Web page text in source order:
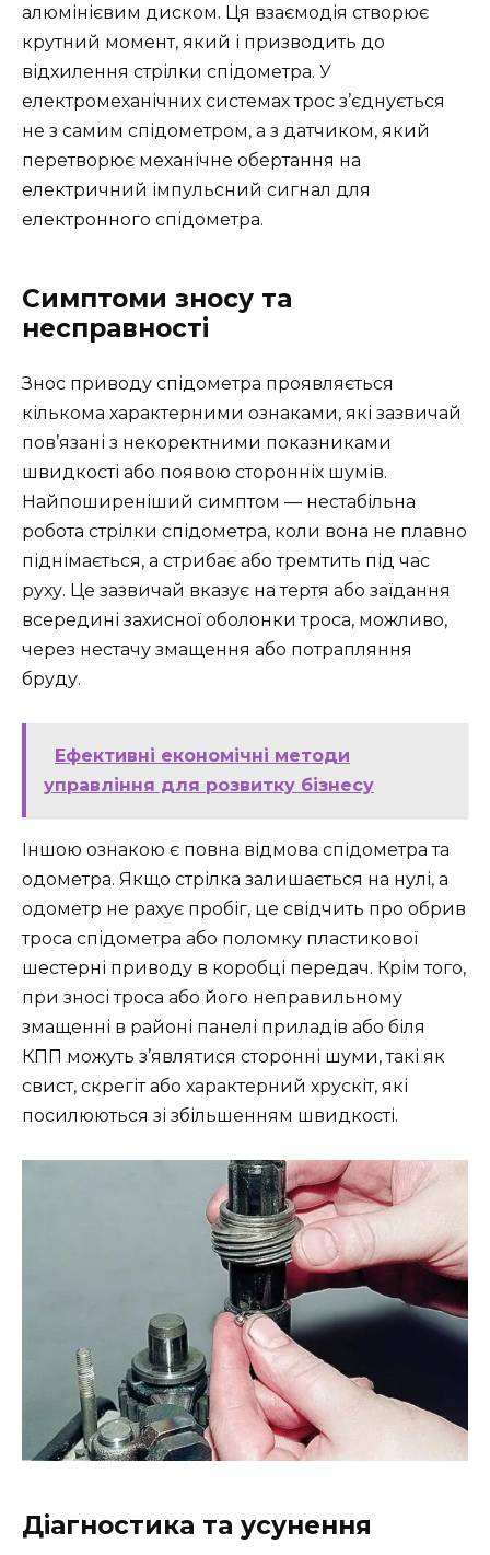
алюмінієвим диском. Ця взаємодія створює
крутний момент, який і призводить до
відхилення стрілки спідометра. У
електромеханічних системах трос з’єднується
не з самим спідометром, а з датчиком, який
перетворює механічне обертання на
електричний імпульсний сигнал для
електронного спідометра.
Симптоми зносу та
несправності
Знос приводу спідометра проявляється
кількома характерними ознаками, які зазвичай
пов’язані з некоректними показниками
швидкості або появою сторонніх шумів.
Найпоширеніший симптом — нестабільна
робота стрілки спідометра, коли вона не плавно
піднімається, а стрибає або тремтить під час
руху. Це зазвичай вказує на тертя або заїдання
всередині захисної оболонки троса, можливо,
через нестачу змащення або потрапляння
бруду.
Ефективні економічні методи
управління для розвитку бізнесу
Іншою ознакою є повна відмова спідометра та
одометра. Якщо стрілка залишається на нулі, а
одометр не рахує пробіг, це свідчить про обрив
троса спідометра або поломку пластикової
шестерні приводу в коробці передач. Крім того,
при зносі троса або його неправильному
змащенні в районі панелі приладів або біля
КПП можуть з’являтися сторонні шуми, такі як
свист, скрегіт або характерний хрускіт, які
посилюються зі збільшенням швидкості.
Діагностика та усунення